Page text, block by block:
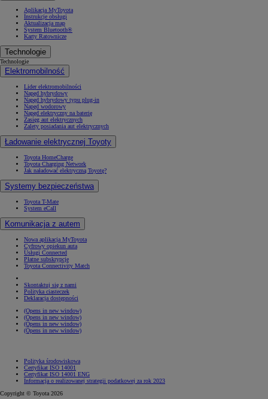
Aplikacja MyToyota
Instrukcje obsługi
Aktualizacja map
System Bluetooth®
Karty Ratownicze
Technologie
Technologie
Elektromobilność
Lider elektromobilności
Napęd hybrydowy
Napęd hybrydowy typu plug-in
Napęd wodorowy
Napęd elektryczny na baterię
Zasięg aut elektrycznych
Zalety posiadania aut elektrycznych
Ładowanie elektrycznej Toyoty
Toyota HomeCharge
Toyota Charging Network
Jak naładować elektryczną Toyotę?
Systemy bezpieczeństwa
Toyota T-Mate
System eCall
Komunikacja z autem
Nowa aplikacja MyToyota
Cyfrowy opiekun auta
Usługi Connected
Płatne subskrypcje
Toyota Connectivity Match
Skontaktuj się z nami
Polityka ciasteczek
Deklaracja dostępności
(Opens in new window)
(Opens in new window)
(Opens in new window)
(Opens in new window)
Polityka środowiskowa
Certyfikat ISO 14001
Certyfikat ISO 14001 ENG
Informacja o realizowanej strategii podatkowej za rok 2023
Copyright © Toyota 2026